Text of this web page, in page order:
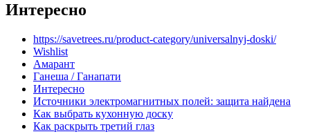
Интересно
https://savetrees.ru/product-category/universalnyj-doski/
Wishlist
Амарант
Ганеша / Ганапати
Интересно
Источники электромагнитных полей: защита найдена
Как выбрать кухонную доску
Как раскрыть третий глаз